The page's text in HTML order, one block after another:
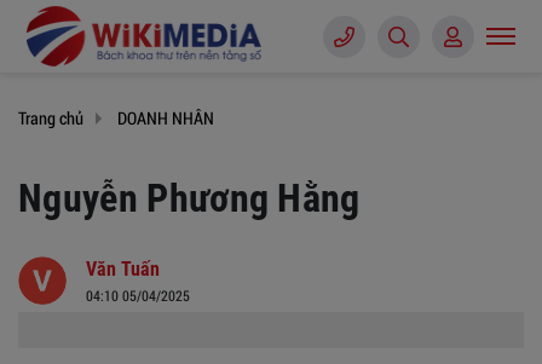
Trang chủ DOANH NHÂN
Nguyễn Phương Hằng
Văn Tuấn
04:10 05/04/2025